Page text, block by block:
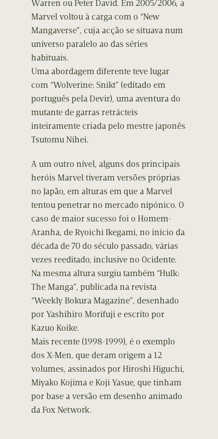
Warren ou Peter David. Em 2005/2006, a
Marvel voltou à carga com o “New
Mangaverse”, cuja acção se situava num
universo paralelo ao das séries
habituais.
Uma abordagem diferente teve lugar
com “Wolverine: Snikt” (editado em
português pela Devir), uma aventura do
mutante de garras retrácteis
inteiramente criada pelo mestre japonês
Tsutomu Nihei.
A um outro nível, alguns dos principais
heróis Marvel tiveram versões próprias
no Japão, em alturas em que a Marvel
tentou penetrar no mercado nipónico. O
caso de maior sucesso foi o Homem-
Aranha, de Ryoichi Ikegami, no início da
década de 70 do século passado, várias
vezes reeditado, inclusive no Ocidente.
Na mesma altura surgiu também “Hulk:
The Manga”, publicada na revista
“Weekly Bokura Magazine”, desenhado
por Yashihiro Morifuji e escrito por
Kazuo Koike.
Mais recente (1998-1999), é o exemplo
dos X-Men, que deram origem a 12
volumes, assinados por Hiroshi Higuchi,
Miyako Kojima e Koji Yasue, que tinham
por base a versão em desenho animado
da Fox Network.